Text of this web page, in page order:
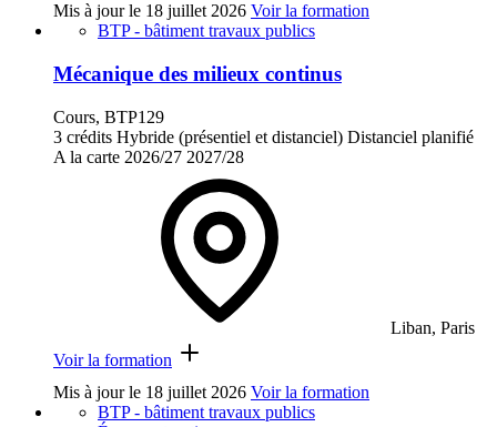
Mis à jour le 18 juillet 2026 Voir la formation
BTP - bâtiment travaux publics
Mécanique des milieux continus
Cours, BTP129
3 crédits Hybride (présentiel et distanciel) Distanciel planifié
A la carte 2026/27 2027/28
Liban, Paris
Voir la formation
Mis à jour le 18 juillet 2026 Voir la formation
BTP - bâtiment travaux publics